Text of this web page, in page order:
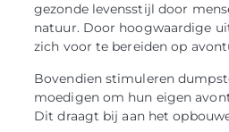
gezonde levensstijl door
natuur. Door hoogwaardige
zich voor te bereiden op
Bovendien stimuleren
moedigen om hun eigen
Dit draagt bij aan het